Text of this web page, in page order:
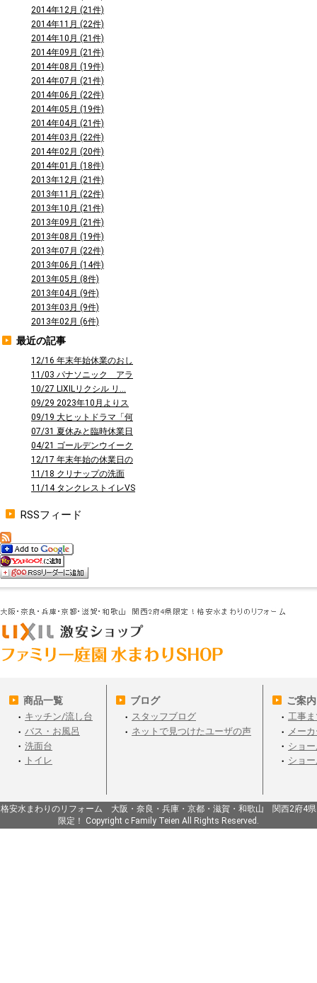
2014年12月 (21件)
2014年11月 (22件)
2014年10月 (21件)
2014年09月 (21件)
2014年08月 (19件)
2014年07月 (21件)
2014年06月 (22件)
2014年05月 (19件)
2014年04月 (21件)
2014年03月 (22件)
2014年02月 (20件)
2014年01月 (18件)
2013年12月 (21件)
2013年11月 (22件)
2013年10月 (21件)
2013年09月 (21件)
2013年08月 (19件)
2013年07月 (22件)
2013年06月 (14件)
2013年05月 (8件)
2013年04月 (9件)
2013年03月 (9件)
2013年02月 (6件)
最近の記事
12/16 年末年始休業のおし
らせ
11/03 パナソニック アラ
ウーノ...
10/27 LIXILリクシル リ...
09/29 2023年10月よりス
タ...
09/19 大ヒットドラマ「何
曜日に...
07/31 夏休みと臨時休業日
のお知...
04/21 ゴールデンウイーク
休業の...
12/17 年末年始の休業日の
お知ら...
11/18 クリナップの洗面
台 ファ...
11/14 タンクレストイレVS
RSSフィード
商品一覧
キッチン/流し台
バス・お風呂
洗面台
トイレ
ブログ
スタッフブログ
ネットで見つけたユーザの声
ご案内
工事
メー
ショ
ショ
格安水まわりのリフォーム 大阪・奈良・兵庫・京都・滋賀・和歌山 関西2府4県
限定！ Copyright c Family Teien All Rights Reserved.